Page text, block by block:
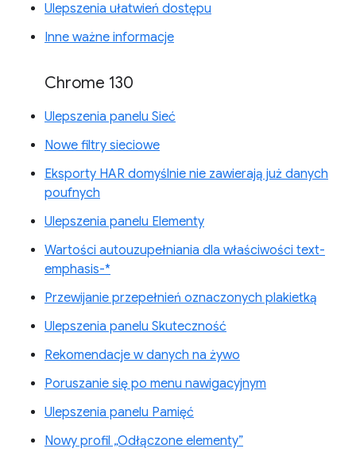
Ulepszenia ułatwień dostępu
Inne ważne informacje
Chrome 130
Ulepszenia panelu Sieć
Nowe filtry sieciowe
Eksporty HAR domyślnie nie zawierają już danych
poufnych
Ulepszenia panelu Elementy
Wartości autouzupełniania dla właściwości text-
emphasis-*
Przewijanie przepełnień oznaczonych plakietką
Ulepszenia panelu Skuteczność
Rekomendacje w danych na żywo
Poruszanie się po menu nawigacyjnym
Ulepszenia panelu Pamięć
Nowy profil „Odłączone elementy”